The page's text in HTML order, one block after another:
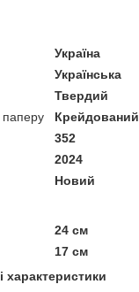
Україна
Українська
Твердий
паперу
Крейдований
352
2024
Новий
24 см
17 см
характеристики